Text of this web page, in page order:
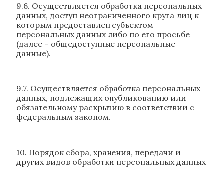
9.6. Осуществляется обработка персональных
данных, доступ неограниченного круга лиц к
которым предоставлен субъектом
персональных данных либо по его просьбе
(далее – общедоступные персональные
данные).
9.7. Осуществляется обработка персональных
данных, подлежащих опубликованию или
обязательному раскрытию в соответствии с
федеральным законом.
10. Порядок сбора, хранения, передачи и
других видов обработки персональных данных